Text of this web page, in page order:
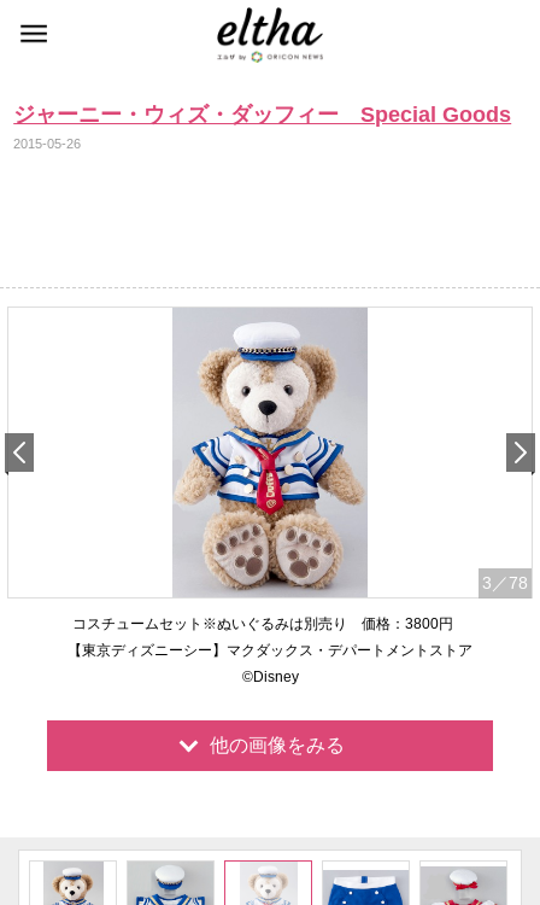
ジャーニー・ウィズ・ダッフィー Special Goods
2015-05-26
3 ／78
コスチュームセット※ぬいぐるみは別売り 価格：3800円
【東京ディズニーシー】マクダックス・デパートメントストア
©Disney
他の画像をみる